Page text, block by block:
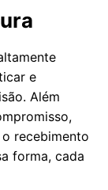
e
Além
recebimento
forma, cada